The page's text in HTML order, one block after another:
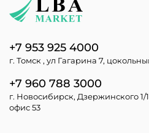
+7 953 925 4000
г. Томск , ул Гагарина 7,
+7 960 788 3000
г. Новосибирск, Дзержинского 1/
офис 53